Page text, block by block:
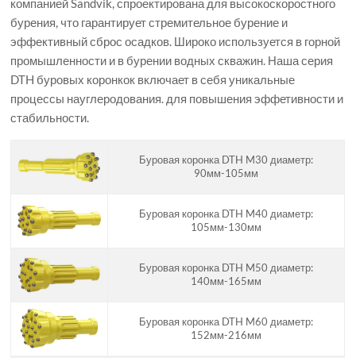
компанией Sandvik, спроектирована для высокоскоростного
бурения, что гарантирует стремительное бурение и
эффективный сброс осадков. Широко используется в горной
промышленности и в бурении водных скважин. Наша серия
DTH буровых коронкок включает в себя уникальные
процессы науглеродования. для повышения эффетивности и
стабильности.
Буровая коронка DTH M30 диаметр:
90мм-105мм
Буровая коронка DTH M40 диаметр:
105мм-130мм
Буровая коронка DTH M50 диаметр:
140мм-165мм
Буровая коронка DTH M60 диаметр:
152мм-216мм